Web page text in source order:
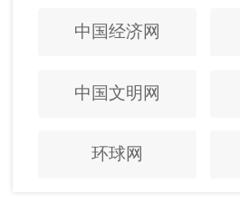
中国经济网
中国文明网
环球网